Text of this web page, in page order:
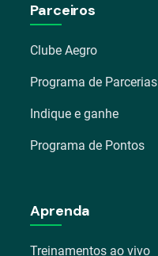
Parceiros
Clube Aegro
Programa de Parcerias
Indique e ganhe
Programa de Pontos
Aprenda
Treinamentos ao vivo